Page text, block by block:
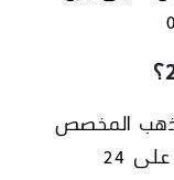
21 بمقدار الذهب المخصص